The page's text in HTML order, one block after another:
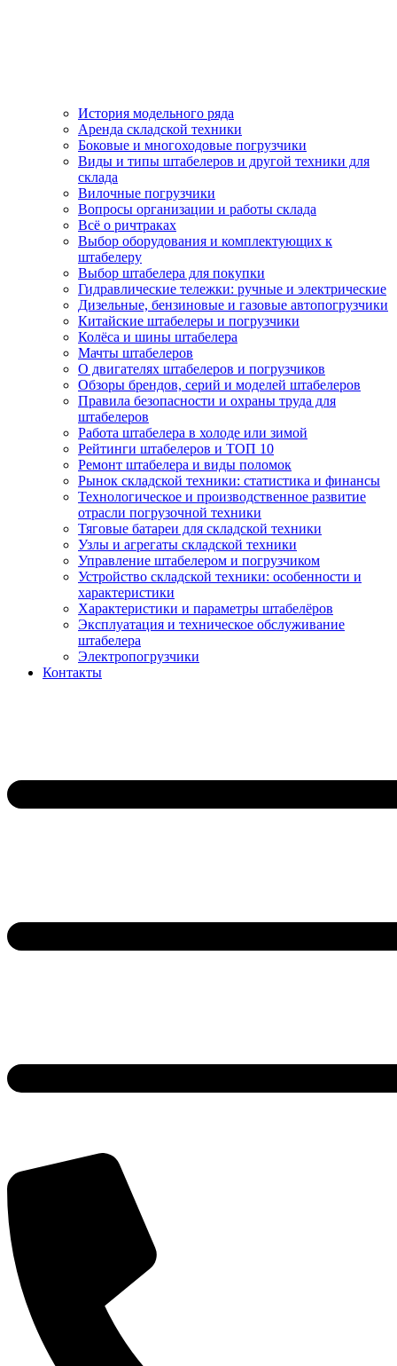
История модельного ряда
Аренда складской техники
Боковые и многоходовые погрузчики
Виды и типы штабелеров и другой техники для
склада
Вилочные погрузчики
Вопросы организации и работы склада
Всё о ричтраках
Выбор оборудования и комплектующих к
штабелеру
Выбор штабелера для покупки
Гидравлические тележки: ручные и электрические
Дизельные, бензиновые и газовые автопогрузчики
Китайские штабелеры и погрузчики
Колёса и шины штабелера
Мачты штабелеров
О двигателях штабелеров и погрузчиков
Обзоры брендов, серий и моделей штабелеров
Правила безопасности и охраны труда для
штабелеров
Работа штабелера в холоде или зимой
Рейтинги штабелеров и ТОП 10
Ремонт штабелера и виды поломок
Рынок складской техники: статистика и финансы
Технологическое и производственное развитие
отрасли погрузочной техники
Тяговые батареи для складской техники
Узлы и агрегаты складской техники
Управление штабелером и погрузчиком
Устройство складской техники: особенности и
характеристики
Характеристики и параметры штабелёров
Эксплуатация и техническое обслуживание
штабелера
Электропогрузчики
Контакты